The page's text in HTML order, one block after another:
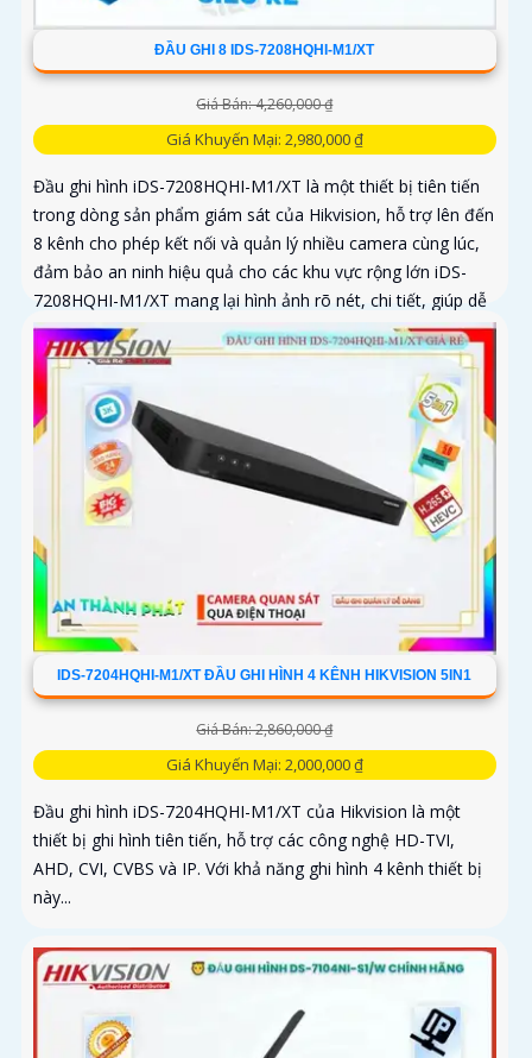
ĐẦU GHI 8 IDS-7208HQHI-M1/XT
Giá Bán: 4,260,000 ₫
Giá Khuyến Mại: 2,980,000 ₫
Đầu ghi hình iDS-7208HQHI-M1/XT là một thiết bị tiên tiến
trong dòng sản phẩm giám sát của Hikvision, hỗ trợ lên đến
8 kênh cho phép kết nối và quản lý nhiều camera cùng lúc,
đảm bảo an ninh hiệu quả cho các khu vực rộng lớn iDS-
7208HQHI-M1/XT mang lại hình ảnh rõ nét, chi tiết, giúp dễ
dàng nhận diện các đối tượngThiết bị thu hình HD iDS-
7208HQHI-M1/XT của iDS Technology thuộc dòng sản
phẩm DVR chất lượng cao, hỗ trợ đầu vào 8 camera HD,
ghi hình 4K, chất lượng hình ảnh sắc nét.
IDS-7204HQHI-M1/XT ĐẦU GHI HÌNH 4 KÊNH HIKVISION 5IN1
Giá Bán: 2,860,000 ₫
Giá Khuyến Mại: 2,000,000 ₫
Đầu ghi hình iDS-7204HQHI-M1/XT của Hikvision là một
thiết bị ghi hình tiên tiến, hỗ trợ các công nghệ HD-TVI,
AHD, CVI, CVBS và IP. Với khả năng ghi hình 4 kênh thiết bị
này...